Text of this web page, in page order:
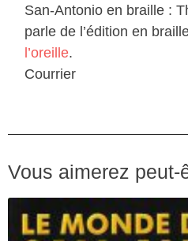
San-Antonio en braille :
parle de l’édition en
l’oreille.
Courrier
Vous aimerez peut-